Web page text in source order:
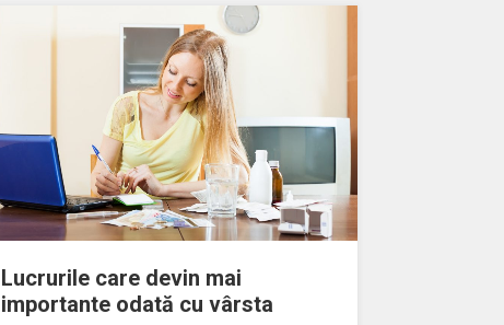
Lucrurile care devin mai
importante odată cu vârsta